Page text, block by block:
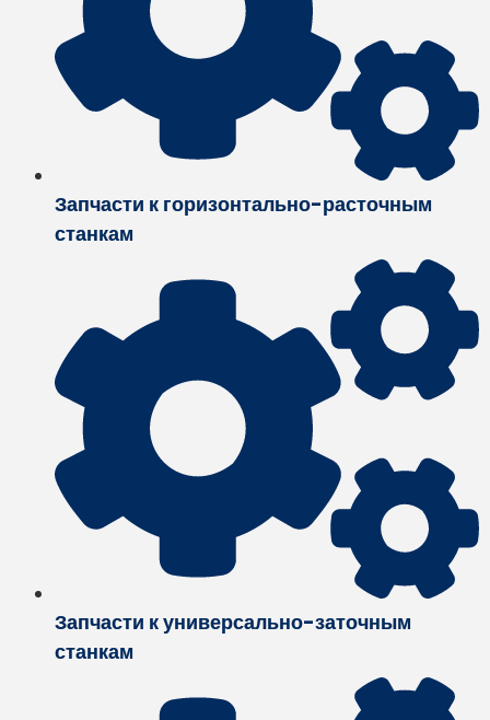
Запчасти к горизонтально-расточным
станкам
Запчасти к универсально-заточным
станкам